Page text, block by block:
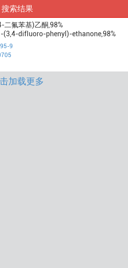
搜索结果
二氟苯基)乙酮,98%
(3,4-difluoro-phenyl)-ethanone,98%
9
加载更多